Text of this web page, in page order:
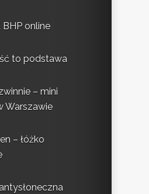
BHP online
to podstawa
– mini
Warszawie
– łóżko